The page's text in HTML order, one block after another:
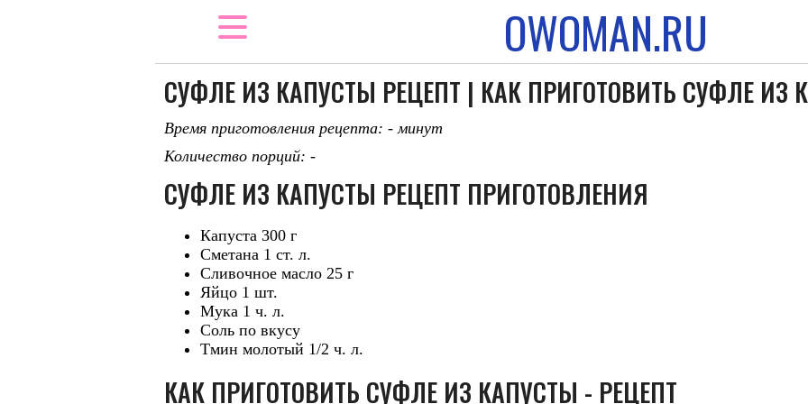
OWOMAN.RU
СУФЛЕ ИЗ КАПУСТЫ РЕЦЕПТ | КАК ПРИГОТОВИТЬ СУФЛЕ ИЗ
Время приготовления рецепта: - минут
Количество порций: -
СУФЛЕ ИЗ КАПУСТЫ РЕЦЕПТ ПРИГОТОВЛЕНИЯ
Капуста 300 г
Сметана 1 ст. л.
Сливочное масло 25 г
Яйцо 1 шт.
Мука 1 ч. л.
Соль по вкусу
Тмин молотый 1/2 ч. л.
КАК ПРИГОТОВИТЬ СУФЛЕ ИЗ КАПУСТЫ - РЕЦЕПТ